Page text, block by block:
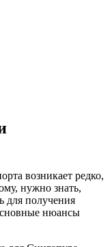
возникает редко,
нужно знать,
для получения
нюансы